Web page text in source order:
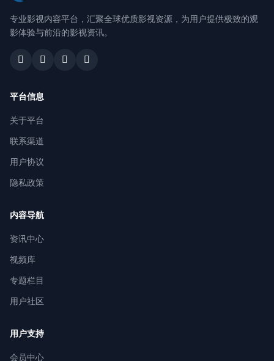
专业影视内容平台，汇聚全球优质影视资源，为用户提供极致的观
影体验与前沿的影视资讯。
平台信息
关于平台
联系渠道
用户协议
隐私政策
内容导航
资讯中心
视频库
专题栏目
用户社区
用户支持
会员中心